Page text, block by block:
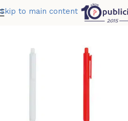
Skip to main content
BOLIGRAFO